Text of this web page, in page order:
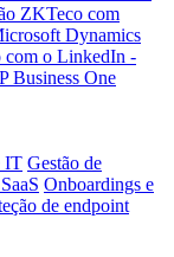
ZKTeco com
Dynamics
com o LinkedIn -
Business One
IT Gestão de
Onboardings e
de endpoint